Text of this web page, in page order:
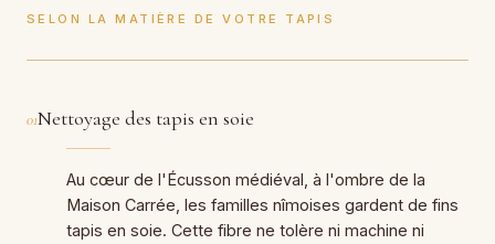
SELON LA MATIÈRE DE VOTRE TAPIS
01Nettoyage des tapis en soie
Au cœur de l'Écusson médiéval, à l'ombre de la
Maison Carrée, les familles nîmoises gardent de fins
tapis en soie. Cette fibre ne tolère ni machine ni